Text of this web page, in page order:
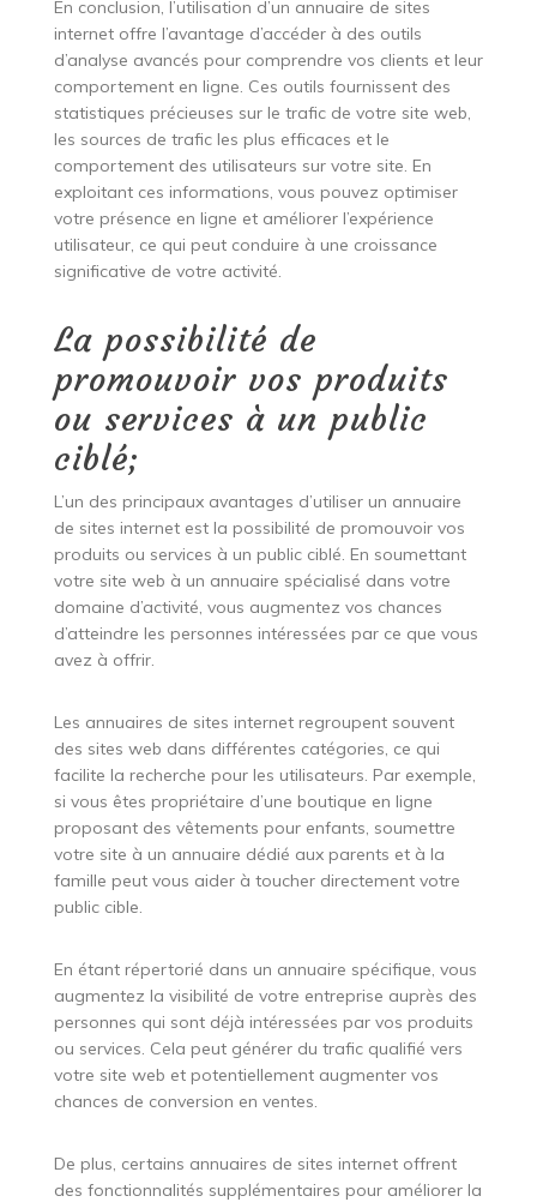
En conclusion, l’utilisation d’un annuaire de sites
internet offre l’avantage d’accéder à des outils
d’analyse avancés pour comprendre vos clients et leur
comportement en ligne. Ces outils fournissent des
statistiques précieuses sur le trafic de votre site web,
les sources de trafic les plus efficaces et le
comportement des utilisateurs sur votre site. En
exploitant ces informations, vous pouvez optimiser
votre présence en ligne et améliorer l’expérience
utilisateur, ce qui peut conduire à une croissance
significative de votre activité.
La possibilité de
promouvoir vos produits
ou services à un public
ciblé;
L’un des principaux avantages d’utiliser un annuaire
de sites internet est la possibilité de promouvoir vos
produits ou services à un public ciblé. En soumettant
votre site web à un annuaire spécialisé dans votre
domaine d’activité, vous augmentez vos chances
d’atteindre les personnes intéressées par ce que vous
avez à offrir.
Les annuaires de sites internet regroupent souvent
des sites web dans différentes catégories, ce qui
facilite la recherche pour les utilisateurs. Par exemple,
si vous êtes propriétaire d’une boutique en ligne
proposant des vêtements pour enfants, soumettre
votre site à un annuaire dédié aux parents et à la
famille peut vous aider à toucher directement votre
public cible.
En étant répertorié dans un annuaire spécifique, vous
augmentez la visibilité de votre entreprise auprès des
personnes qui sont déjà intéressées par vos produits
ou services. Cela peut générer du trafic qualifié vers
votre site web et potentiellement augmenter vos
chances de conversion en ventes.
De plus, certains annuaires de sites internet offrent
des fonctionnalités supplémentaires pour améliorer la